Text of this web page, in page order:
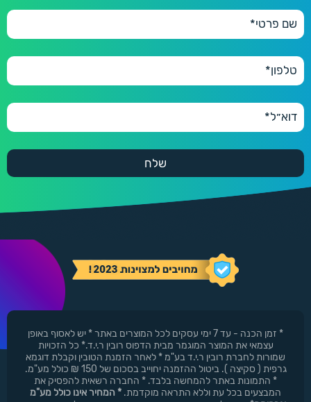
* זמן הכנה - עד 7 ימי עסקים לכל המוצרים באתר * יש לאסוף באופן
עצמאי את המוצר המוגמר מבית הדפוס רובין ר.י.ד.* כל הזכויות
שמורות לחברת רובין ר.י.ד בע"מ * לאחר הזמנת הטובין וקבלת דוגמא
גרפית ( סקיצה ). ביטול ההזמנה יחוייב בסכום של 150 ₪ כולל מע"מ.
* התמונות באתר להמחשה בלבד. * החברה רשאית להפסיק את
המבצעים בכל עת וללא התראה מוקדמת. * המחיר אינו כולל מע"מ